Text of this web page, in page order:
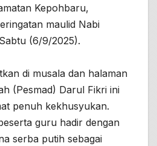
Kepohbaru,
maulid Nabi
(6/9/2025).
di musala dan halaman
(Pesmad) Darul Fikri ini
penuh kekhusyukan.
guru hadir dengan
serba putih sebagai